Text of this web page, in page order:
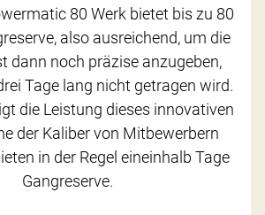
80 Werk bietet bis zu 80
also ausreichend, um die
dann noch präzise anzugeben,
Tage lang nicht getragen wird.
die Leistung dieses innovativen
der Kaliber von Mitbewerbern
in der Regel eineinhalb Tage
Gangreserve.